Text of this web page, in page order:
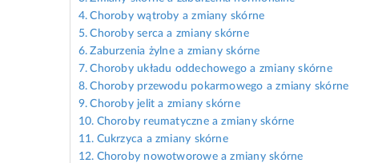
Choroby wątroby a zmiany skórne
Choroby serca a zmiany skórne
Zaburzenia żylne a zmiany skórne
Choroby układu oddechowego a zmiany skórne
Choroby przewodu pokarmowego a zmiany skórne
Choroby jelit a zmiany skórne
Choroby reumatyczne a zmiany skórne
Cukrzyca a zmiany skórne
Choroby nowotworowe a zmiany skórne